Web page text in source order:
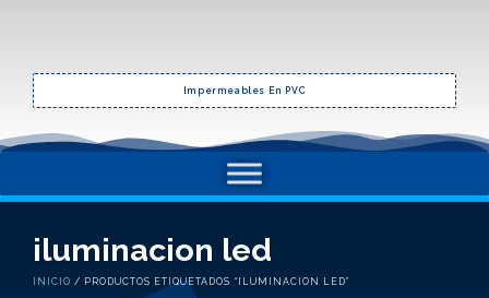
Impermeables En PVC
iluminacion led
INICIO / PRODUCTOS ETIQUETADOS “ILUMINACION LED”